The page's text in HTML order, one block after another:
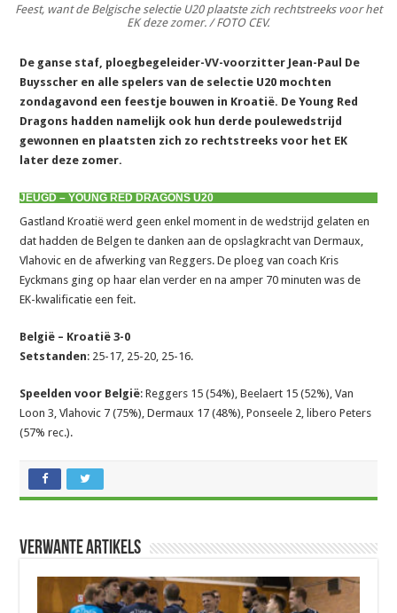
Feest, want de Belgische selectie U20 plaatste zich rechtstreeks voor het
EK deze zomer. / FOTO CEV.
De ganse staf, ploegbegeleider-VV-voorzitter Jean-Paul De
Buysscher en alle spelers van de selectie U20 mochten
zondagavond een feestje bouwen in Kroatië. De Young Red
Dragons hadden namelijk ook hun derde poulewedstrijd
gewonnen en plaatsten zich zo rechtstreeks voor het EK
later deze zomer.
JEUGD – YOUNG RED DRAGONS U20
Gastland Kroatië werd geen enkel moment in de wedstrijd gelaten en
dat hadden de Belgen te danken aan de opslagkracht van Dermaux,
Vlahovic en de afwerking van Reggers. De ploeg van coach Kris
Eyckmans ging op haar elan verder en na amper 70 minuten was de
EK-kwalificatie een feit.
België – Kroatië 3-0
Setstanden: 25-17, 25-20, 25-16.
Speelden voor België: Reggers 15 (54%), Beelaert 15 (52%), Van
Loon 3, Vlahovic 7 (75%), Dermaux 17 (48%), Ponseele 2, libero Peters
(57% rec.).
Verwante artikels